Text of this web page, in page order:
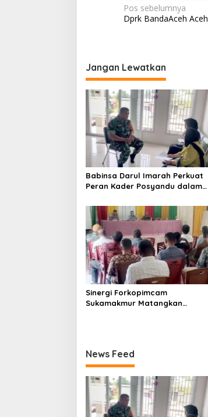
N
a
i
g
a
s
i
p
o
s
Pos sebelumnya
Dprk BandaAceh Aceh
Jangan Lewatkan
Babinsa Darul Imarah Perkuat
Peran Kader Posyandu dalam
Sinergi Forkopimcam
Sukamakmur Matangkan
News Feed